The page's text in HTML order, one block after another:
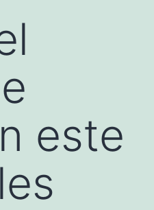
este